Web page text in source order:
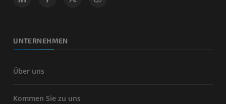
UNTERNEHMEN
Über uns
Kommen Sie zu uns